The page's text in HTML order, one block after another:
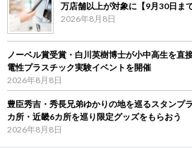
万店舗以上が対象に【9月30日まで
2026年8月8日
ノーベル賞受賞・白川英樹博士が小中高生を
電性プラスチック実験イベントを開催
2026年8月8日
豊臣秀吉・秀長兄弟ゆかりの地を巡るスタン
カ所・近畿6カ所を巡り限定グッズをもらおう
2026年8月8日